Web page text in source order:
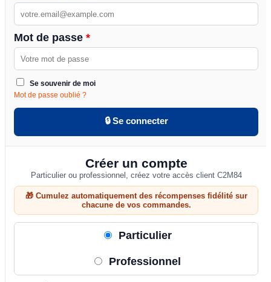
Mot de passe *
Se souvenir de moi
Mot de passe oublié ?
🔒 Se connecter
Créer un compte
Particulier ou professionnel, créez votre accès client C2M84
🎁 Cumulez automatiquement des récompenses fidélité sur
chacune de vos commandes.
Particulier
Professionnel